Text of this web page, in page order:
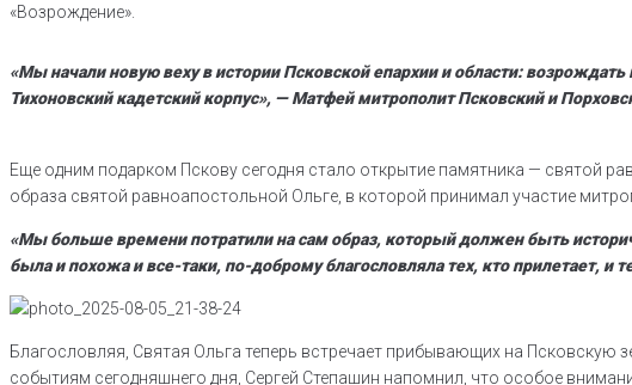
«Возрождение».
«Мы начали новую веху в истории Псковской епархии и области:
Тихоновский кадетский корпус», — Матфей митрополит Псковский и
Еще одним подарком Пскову сегодня стало открытие памятника — святой
образа святой равноапостольной Ольге, в которой принимал участие
«Мы больше времени потратили на сам образ, который должен быть
была и похожа и все-таки, по-доброму благословляла тех, кто прилетает, и
Благословляя, Святая Ольга теперь встречает прибывающих на Псковскую
событиям сегодняшнего дня, Сергей Степашин напомнил, что особое